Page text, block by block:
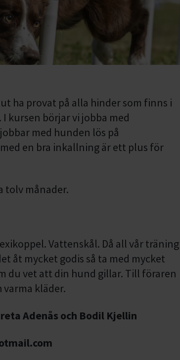
ha provat på alla hinder som finns i
kursen börjar vi jobba med
med hunden lös på
en bra inkallning är ett plus för
tolv månader.
Vattenskål. Då all vår träning
åt mycket godis så ta med mycket
du vet att din hund gillar. Till föraren
varma kläder.
Adenås och Bodil Kjellin